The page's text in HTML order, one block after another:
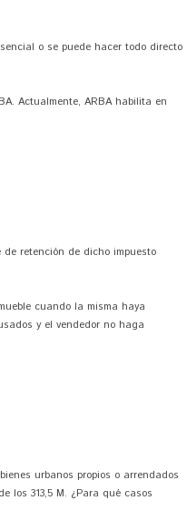
o se puede hacer todo directo
Actualmente, ARBA habilita en
retención de dicho impuesto
cuando la misma haya
y el vendedor no haga
urbanos propios o arrendados
los 313,5 M. ¿Para qué casos